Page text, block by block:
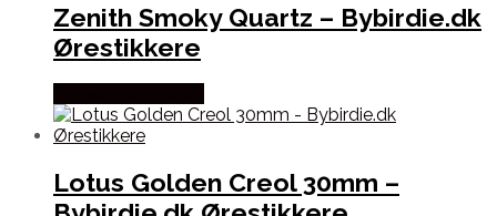
Zenith Smoky Quartz – Bybirdie.dk
Ørestikkere
Lotus Golden Creol 30mm –